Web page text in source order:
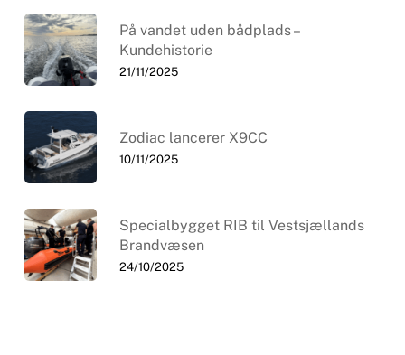
På vandet uden bådplads –
Kundehistorie
21/11/2025
Zodiac lancerer X9CC
10/11/2025
Specialbygget RIB til Vestsjællands
Brandvæsen
24/10/2025